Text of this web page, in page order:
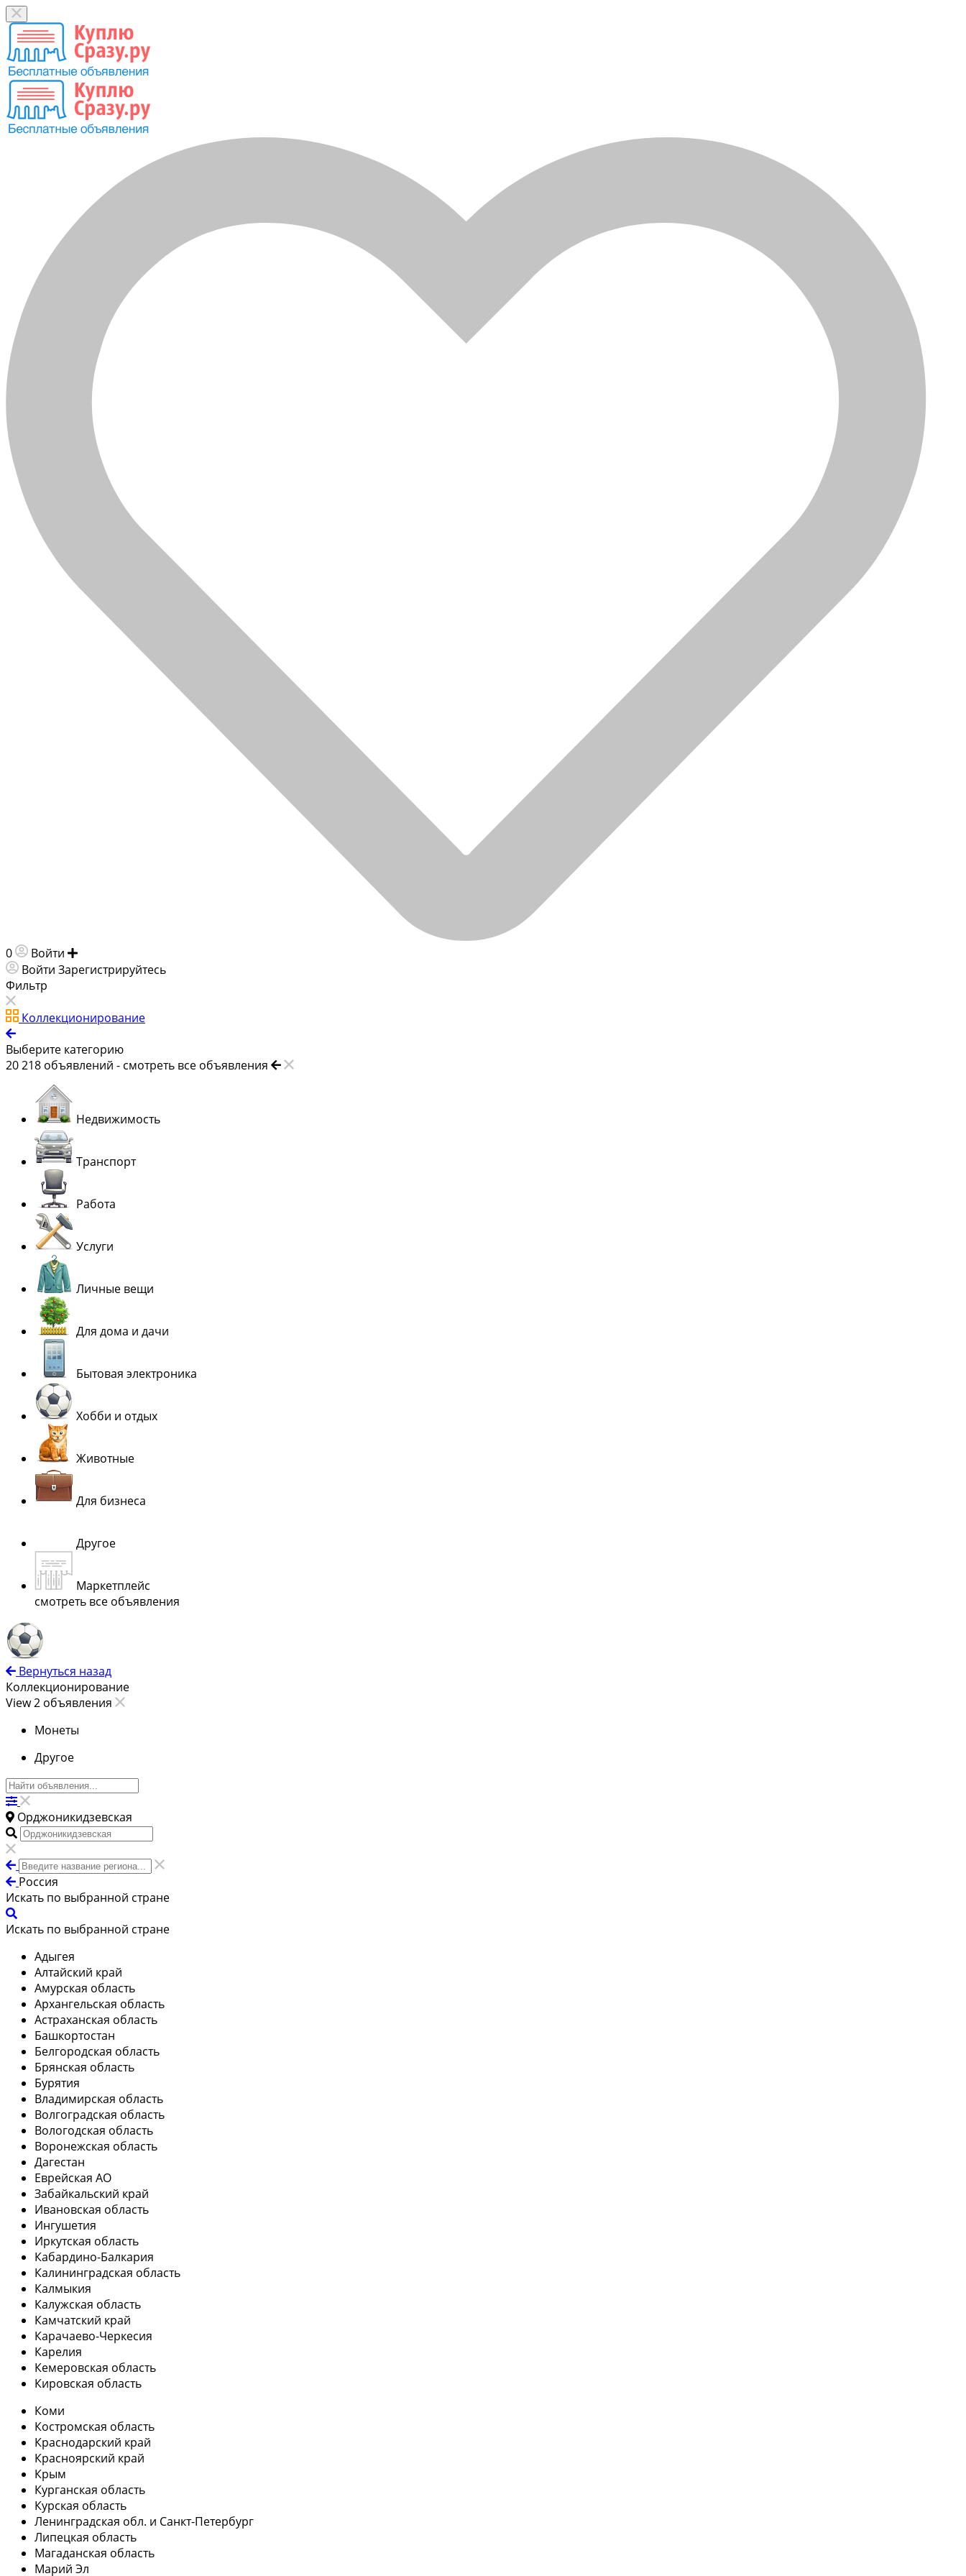
0 Войти
Войти Зарегистрируйтесь
Фильтр
Коллекционирование
Выберите категорию
20 218 объявлений - смотреть все объявления
Недвижимость
Транспорт
Работа
Услуги
Личные вещи
Для дома и дачи
Бытовая электроника
Хобби и отдых
Животные
Для бизнеса
Другое
Маркетплейс
смотреть все объявления
Вернуться назад
Коллекционирование
View 2 объявления
Монеты
Другое
Орджоникидзевская
Россия
Искать по выбранной стране
Искать по выбранной стране
Адыгея
Алтайский край
Амурская область
Архангельская область
Астраханская область
Башкортостан
Белгородская область
Брянская область
Бурятия
Владимирская область
Волгоградская область
Вологодская область
Воронежская область
Дагестан
Еврейская АО
Забайкальский край
Ивановская область
Ингушетия
Иркутская область
Кабардино-Балкария
Калининградская область
Калмыкия
Калужская область
Камчатский край
Карачаево-Черкесия
Карелия
Кемеровская область
Кировская область
Коми
Костромская область
Краснодарский край
Красноярский край
Крым
Курганская область
Курская область
Ленинградская обл. и Санкт-Петербург
Липецкая область
Магаданская область
Марий Эл